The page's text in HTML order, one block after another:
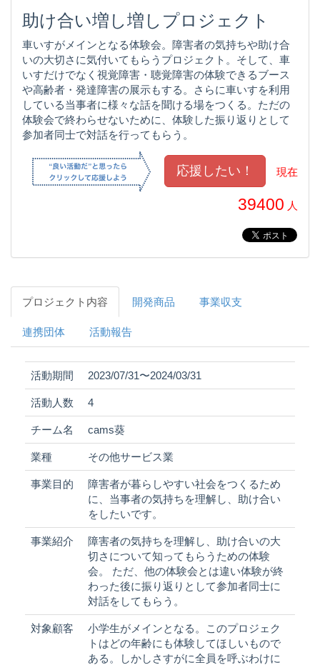
助け合い増し増しプロジェクト
車いすがメインとなる体験会。障害者の気持ちや助け合
いの大切さに気付いてもらうプロジェクト。そして、車
いすだけでなく視覚障害・聴覚障害の体験できるブース
や高齢者・発達障害の展示もする。さらに車いすを利用
している当事者に様々な話を聞ける場をつくる。ただの
体験会で終わらせないために、体験した振り返りとして
参加者同士で対話を行ってもらう。
現在
39400 人
プロジェクト内容 開発商品 事業収支
連携団体 活動報告
活動期間 2023/07/31〜2024/03/31
活動人数 4
チーム名 cams葵
業種 その他サービス業
事業目的
障害者が暮らしやすい社会をつくるため
に、当事者の気持ちを理解し、助け合い
をしたいです。
事業紹介
障害者の気持ちを理解し、助け合いの大
切さについて知ってもらうための体験
会。 ただ、他の体験会とは違い体験が終
わった後に振り返りとして参加者同士に
対話をしてもらう。
対象顧客
小学生がメインとなる。このプロジェク
トはどの年齢にも体験してほしいもので
ある。しかしさすがに全員を呼ぶわけに